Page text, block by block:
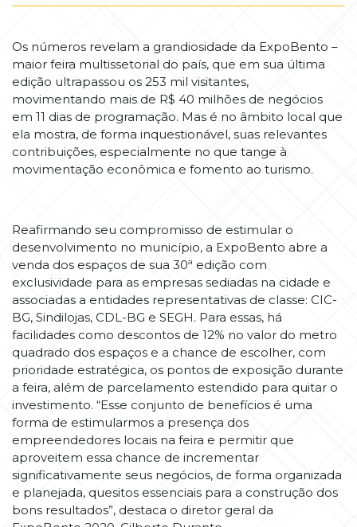
Os números revelam a grandiosidade da ExpoBento –
maior feira multissetorial do país, que em sua última
edição ultrapassou os 253 mil visitantes,
movimentando mais de R$ 40 milhões de negócios
em 11 dias de programação. Mas é no âmbito local que
ela mostra, de forma inquestionável, suas relevantes
contribuições, especialmente no que tange à
movimentação econômica e fomento ao turismo.
Reafirmando seu compromisso de estimular o
desenvolvimento no município, a ExpoBento abre a
venda dos espaços de sua 30ª edição com
exclusividade para as empresas sediadas na cidade e
associadas a entidades representativas de classe: CIC-
BG, Sindilojas, CDL-BG e SEGH. Para essas, há
facilidades como descontos de 12% no valor do metro
quadrado dos espaços e a chance de escolher, com
prioridade estratégica, os pontos de exposição durante
a feira, além de parcelamento estendido para quitar o
investimento. “Esse conjunto de benefícios é uma
forma de estimularmos a presença dos
empreendedores locais na feira e permitir que
aproveitem essa chance de incrementar
significativamente seus negócios, de forma organizada
e planejada, quesitos essenciais para a construção dos
bons resultados”, destaca o diretor geral da